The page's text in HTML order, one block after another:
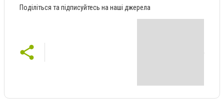
Поділіться та підписуйтесь на наші джерела